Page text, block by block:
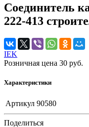
Соединитель
222-413
IEK
Розничная цена 30 руб.
Характеристики
Артикул 90580
Поделиться